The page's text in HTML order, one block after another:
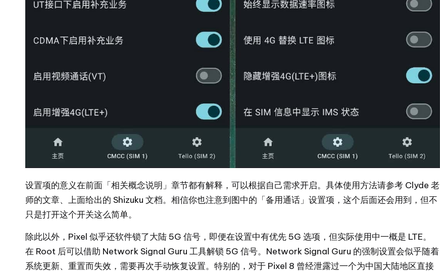
设置项的意义在前面「相关概念说明」章节都有解释，可以根据自己需求开启。具体使用方法请参考 Clyde 老
师的文章、上面给出的 Shizuku 文档。相信你也注意到图中的「备用通话」设置项，这个后面还会用到，但不
只是打开这个开关这么简单。
除此以外，Pixel 似乎还软件锁了大陆 5G 信号，即便在设置中有优先 5G 选项，但实际使用中一概是 LTE。
在 Root 后可以借助 Network Signal Guru 工具解锁 5G 信号。Network Signal Guru 的强制设置会似乎随着
系统更新、重置而失效，需要再次手动恢复设置。特别的，对于 Pixel 8 曾经泄露过一个为中国大陆地区直接